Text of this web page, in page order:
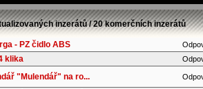
inzerátů / 20 komerčních inzerátů
- PZ čidlo ABS
klika
"Mulendář" na ro...